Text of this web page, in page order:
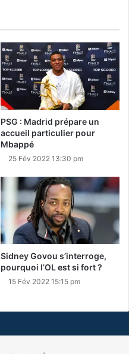
PSG : Madrid prépare un
accueil particulier pour
Mbappé
25 Fév 2022 13:30 pm
Sidney Govou s’interroge,
pourquoi l’OL est si fort ?
15 Fév 2022 15:15 pm